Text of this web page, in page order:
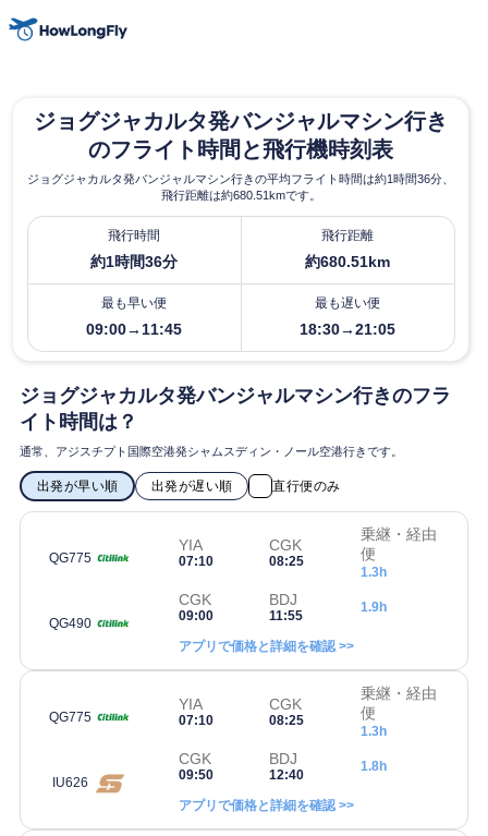
ジョグジャカルタ発バンジャルマシン行き
のフライト時間と飛行機時刻表
ジョグジャカルタ発バンジャルマシン行きの平均フライト時間は約1時間36分、
飛行距離は約680.51kmです。
飛行時間
約1時間36分
飛行距離
約680.51km
最も早い便
09:00→11:45
最も遅い便
18:30→21:05
ジョグジャカルタ発バンジャルマシン行きのフラ
イト時間は？
通常、アジスチプト国際空港発シャムスディン・ノール空港行きです。
出発が早い順 出発が遅い順 直行便のみ
QG775
YIA
07:10
CGK
08:25
乗継・経由
便
1.3h
QG490
CGK
09:00
BDJ
11:55
1.9h
アプリで価格と詳細を確認 >>
QG775
YIA
07:10
CGK
08:25
乗継・経由
便
1.3h
IU626
CGK
09:50
BDJ
12:40
1.8h
アプリで価格と詳細を確認 >>